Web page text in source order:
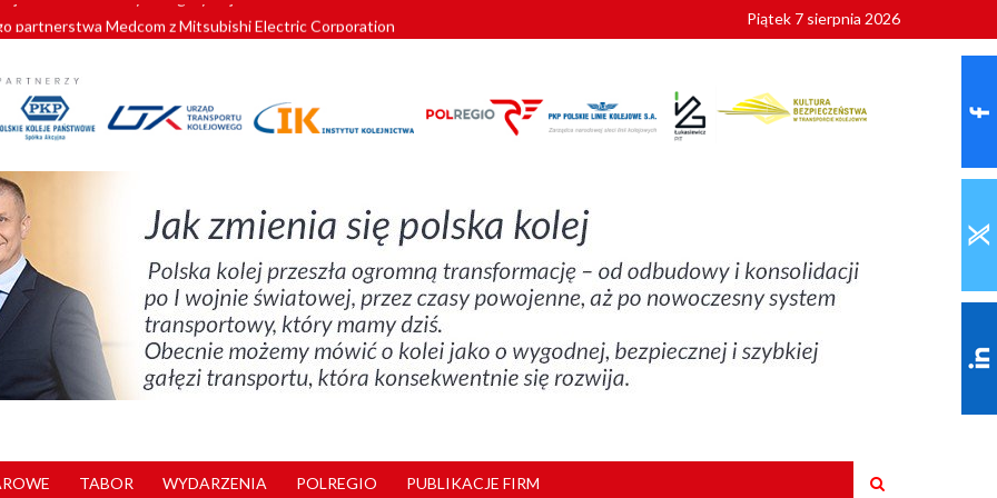
partnerstwa Medcom z Mitsubishi Electric Corporation
znów szuka dostawcy nowych EZT
kolejowych w północnej Wielkopolsce. Łatwiejsze dojazdy do pracy i szkoły
nowe standardy kategoryzacji dworców
Piątek 7 sierpnia 2026
TABOR WYDARZENIA POLREGIO PUBLIKACJE FIRM